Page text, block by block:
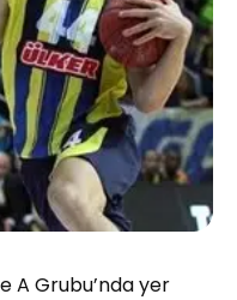
A Grubu’nda yer